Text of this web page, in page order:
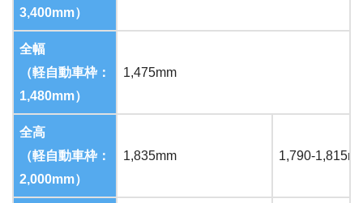
3,400mm）
全幅
（軽自動車枠：
1,480mm）
1,475mm
全高
（軽自動車枠：
2,000mm）
1,835mm 1,790-